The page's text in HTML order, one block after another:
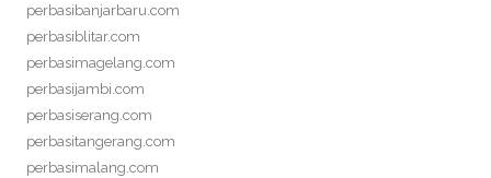
perbasibanjarbaru.com
perbasiblitar.com
perbasimagelang.com
perbasijambi.com
perbasiserang.com
perbasitangerang.com
perbasimalang.com